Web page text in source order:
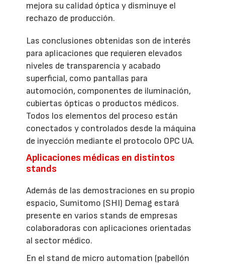
mejora su calidad óptica y disminuye el
rechazo de producción.
Las conclusiones obtenidas son de interés
para aplicaciones que requieren elevados
niveles de transparencia y acabado
superficial, como pantallas para
automoción, componentes de iluminación,
cubiertas ópticas o productos médicos.
Todos los elementos del proceso están
conectados y controlados desde la máquina
de inyección mediante el protocolo OPC UA.
Aplicaciones médicas en distintos
stands
Además de las demostraciones en su propio
espacio, Sumitomo (SHI) Demag estará
presente en varios stands de empresas
colaboradoras con aplicaciones orientadas
al sector médico.
En el stand de micro automation (pabellón